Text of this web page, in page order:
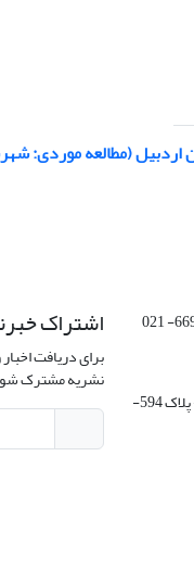
اردبیل (مطالعه موردی:
خیابان انقلاب- خیابان قدس- ابتدای خ طالقانی- پلاک 594-
اشتراک
برای دریافت
نشریه مشترک